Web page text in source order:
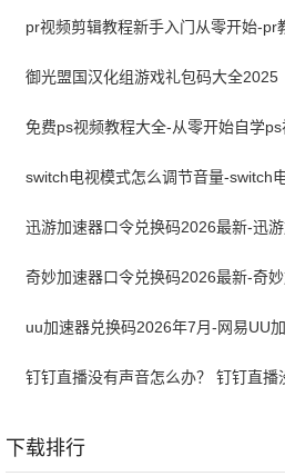
御光盟国汉化组游戏礼包码大全2025
钉钉直播没有声音怎么办？ 钉钉直播
下载排行